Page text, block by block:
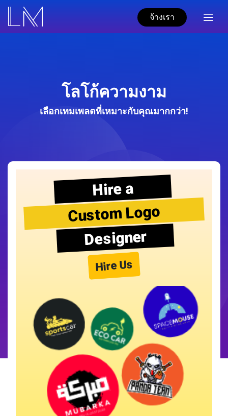
จ้างเรา
โลโก้ความงาม
เลือกเทมเพลตที่เหมาะกับคุณมากกว่า!
Hire a
Custom Logo
Designer
Hire Us